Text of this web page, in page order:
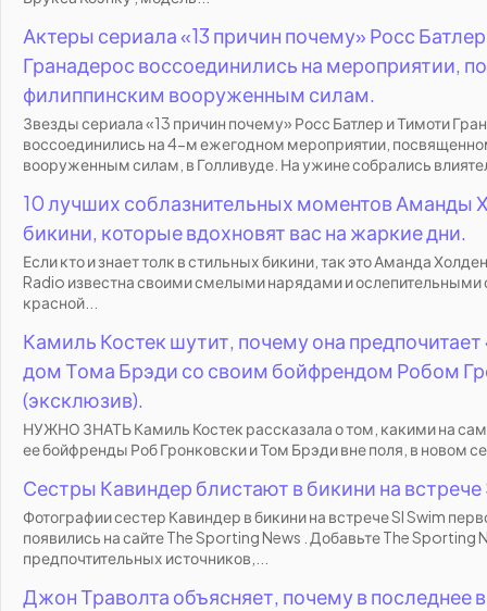
Актеры сериала «13 причин почему» Росс
Гранадерос воссоединились на мероприятии,
филиппинским вооруженным силам.
Звезды сериала «13 причин почему» Росс Батлер и Тимоти
воссоединились на 4-м ежегодном мероприятии,
вооруженным силам, в Голливуде. На ужине собрались
10 лучших соблазнительных моментов Аманды
бикини, которые вдохновят вас на жаркие дни.
Если кто и знает толк в стильных бикини, так это Аманда
Radio известна своими смелыми нарядами и ослепительными
красной...
Камиль Костек шутит, почему она предпочитает
дом Тома Брэди со своим бойфрендом Робом
(эксклюзив).
НУЖНО ЗНАТЬ Камиль Костек рассказала о том, какими на
ее бойфренды Роб Гронковски и Том Брэди вне поля, в новом
Сестры Кавиндер блистают в бикини на встрече
Фотографии сестер Кавиндер в бикини на встрече SI Swim
появились на сайте The Sporting News . Добавьте The Sporting
предпочтительных источников,...
Джон Траволта объясняет, почему в последнее